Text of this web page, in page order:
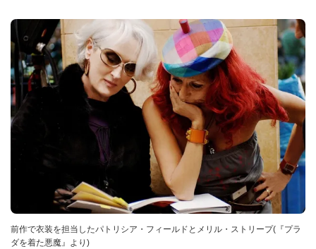
前作で衣装を担当したパトリシア・フィールドとメリル・ストリープ(『プラ
ダを着た悪魔』より)